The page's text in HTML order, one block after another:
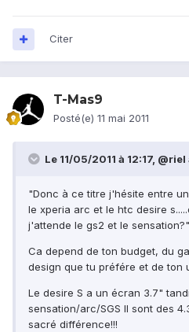
Citer
T-Mas9
Posté(e) 11 mai 2011
Le 11/05/2011 à 12:17, @riel
"Donc à ce titre j'hésite entre
le xperia arc et le htc desire
j'attende le gs2 et le sensation?"
Ca depend de ton budget, du
design que tu préfére et de ton
Le desire S a un écran 3.7"
sensation/arc/SGS II sont des
sacré différence!!!